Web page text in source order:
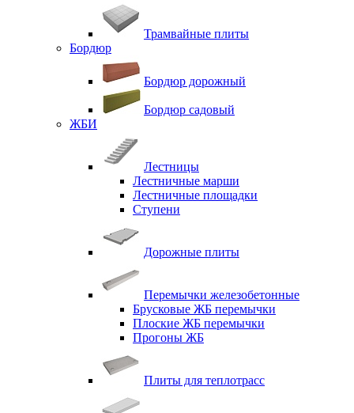
Трамвайные плиты
Бордюр
Бордюр дорожный
Бордюр садовый
ЖБИ
Лестницы
Лестничные марши
Лестничные площадки
Ступени
Дорожные плиты
Перемычки железобетонные
Брусковые ЖБ перемычки
Плоские ЖБ перемычки
Прогоны ЖБ
Плиты для теплотрасс